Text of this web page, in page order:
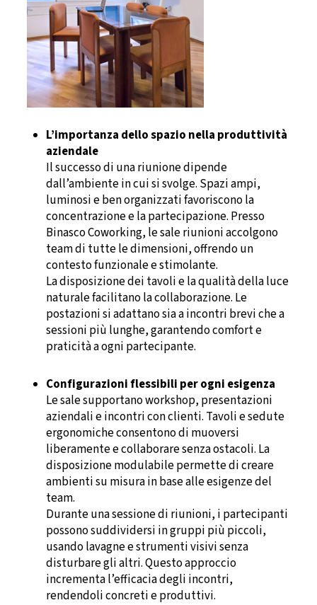
L’importanza dello spazio nella produttività
aziendale
Il successo di una riunione dipende
dall’ambiente in cui si svolge. Spazi ampi,
luminosi e ben organizzati favoriscono la
concentrazione e la partecipazione. Presso
Binasco Coworking, le sale riunioni accolgono
team di tutte le dimensioni, offrendo un
contesto funzionale e stimolante.
La disposizione dei tavoli e la qualità della luce
naturale facilitano la collaborazione. Le
postazioni si adattano sia a incontri brevi che a
sessioni più lunghe, garantendo comfort e
praticità a ogni partecipante.
Configurazioni flessibili per ogni esigenza
Le sale supportano workshop, presentazioni
aziendali e incontri con clienti. Tavoli e sedute
ergonomiche consentono di muoversi
liberamente e collaborare senza ostacoli. La
disposizione modulabile permette di creare
ambienti su misura in base alle esigenze del
team.
Durante una sessione di riunioni, i partecipanti
possono suddividersi in gruppi più piccoli,
usando lavagne e strumenti visivi senza
disturbare gli altri. Questo approccio
incrementa l’efficacia degli incontri,
rendendoli concreti e produttivi.